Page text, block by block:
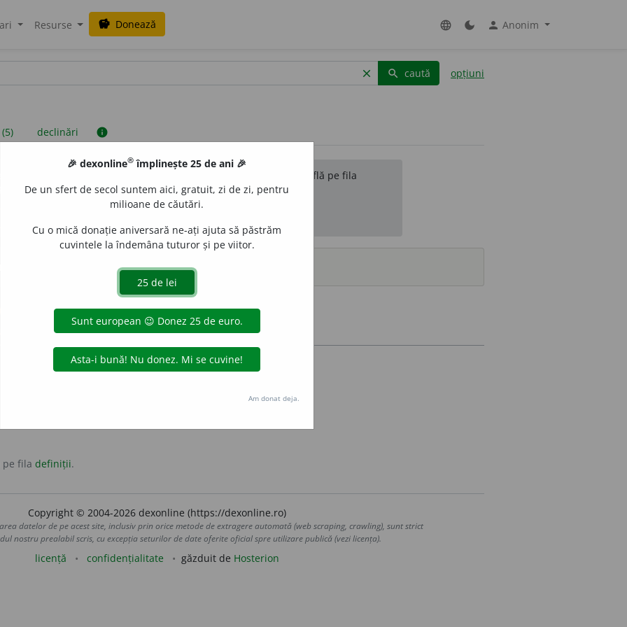
Resurse savings Donează language dark_mode person Anonim
clear search caută opțiuni
declinări info
sunt compilate de echipa dexonline. Definițiile originale se află pe fila
reordona filele pe pagina depreferințe.
surse
masculin
feminin
pe fila definiții.
Copyright © 2004-2026 dexonline (https://dexonline.ro)
datelor de pe acest site, inclusiv prin orice metode de extragere automată (web scraping, crawling), sunt strict
nostru prealabil scris, cu excepția seturilor de date oferite oficial spre utilizare publică (vezi licența).
licență confidențialitate găzduit de Hosterion
🎉 dexonline® împlinește 25 de ani 🎉
De un sfert de secol suntem aici, gratuit, zi de zi, pentru
milioane de căutări.
Cu o mică donație aniversară ne-ați ajuta să păstrăm
cuvintele la îndemâna tuturor și pe viitor.
Am donat deja.